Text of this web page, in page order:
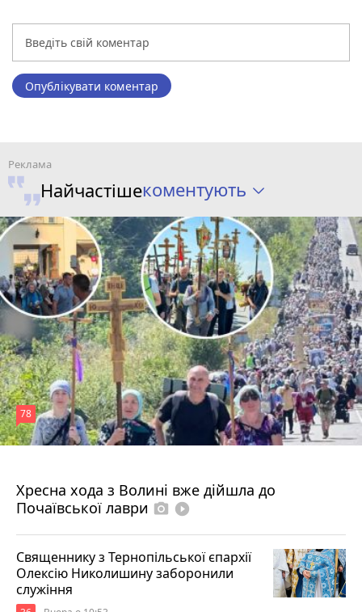
Опублікувати коментар
Найчастішекоментують
Хресна хода з Волині вже дійшла до
Почаївської лаври photo_camera play_circle_filled
78
Священнику з Тернопільської єпархії
Олексію Николишину заборонили
служіння